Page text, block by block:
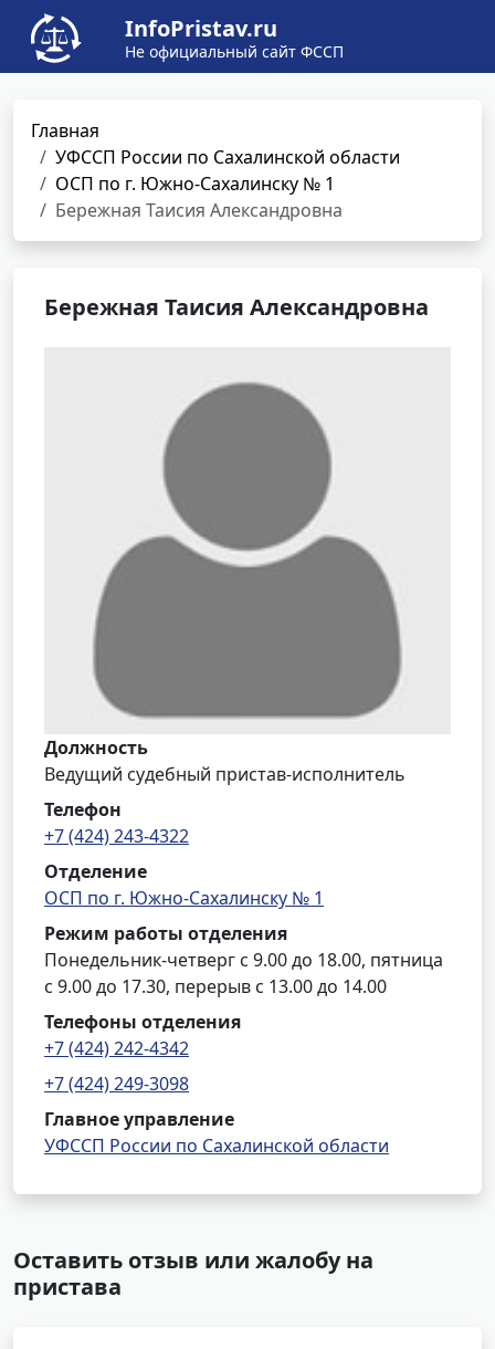
InfoPristav.ru
Не официальный сайт ФССП
Главная
УФССП России по Сахалинской области
ОСП по г. Южно-Сахалинску № 1
Бережная Таисия Александровна
Бережная Таисия Александровна
Должность
Ведущий судебный пристав-исполнитель
Телефон
+7 (424) 243-4322
Отделение
ОСП по г. Южно-Сахалинску № 1
Режим работы отделения
Понедельник-четверг с 9.00 до 18.00, пятница
с 9.00 до 17.30, перерыв с 13.00 до 14.00
Телефоны отделения
+7 (424) 242-4342
+7 (424) 249-3098
Главное управление
УФССП России по Сахалинской области
Оставить отзыв или жалобу на
пристава